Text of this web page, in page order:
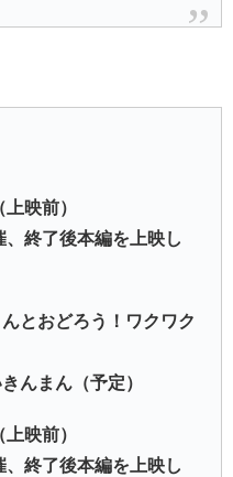
映前）
、終了後本編を上映し
とおどろう！ワクワク
んまん（予定）
映前）
、終了後本編を上映し